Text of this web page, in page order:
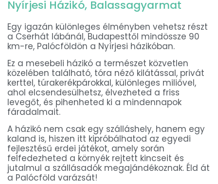
Nyírjesi Házikó, Balassagyarmat
Egy igazán különleges élményben vehetsz részt
a Cserhát lábánál, Budapesttől mindössze 90
km-re, Palócföldön a Nyírjesi házikóban.
Ez a mesebeli házikó a természet közvetlen
közelében található, tóra néző kilátással, privát
kerttel, túrakerékpárokkal, különleges miliővel,
ahol elcsendesülhetsz, élvezheted a friss
levegőt, és pihenheted ki a mindennapok
fáradalmait.
A házikó nem csak egy szálláshely, hanem egy
kaland is, hiszen itt kipróbálhatod az egyedi
fejlesztésű erdei játékot, amely során
felfedezheted a környék rejtett kincseit és
jutalmul a szállásadók megajándékoznak. Éld át
a Palócföld varázsát!